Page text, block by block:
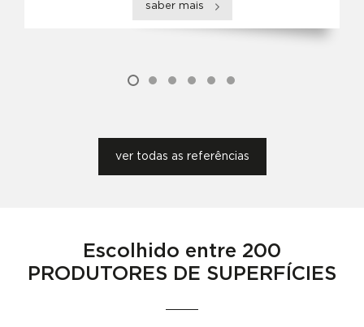
saber mais
ver todas as referências
Escolhido entre 200
PRODUTORES DE SUPERFÍCIES